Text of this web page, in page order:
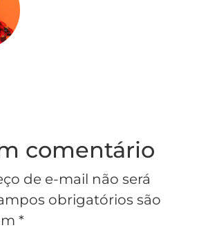
comentário
de e-mail não será
obrigatórios são
*